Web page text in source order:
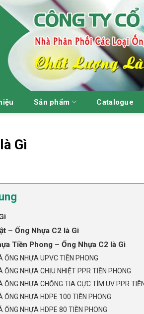
Sản phẩm Catalogue
Gì
– Ống Nhựa C2 là Gì
Tiền Phong – Ống Nhựa C2 là Gì
ỐNG NHỰA UPVC TIỀN PHONG
ỐNG NHỰA CHỊU NHIỆT PPR TIỀN PHONG
ỐNG NHỰA CHỐNG TIA CỰC TÍM UV PPR
ỐNG NHỰA HDPE 100 TIỀN PHONG
ỐNG NHỰA HDPE 80 TIỀN PHONG